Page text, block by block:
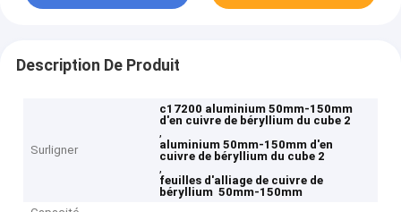
Description De Produit
Surligner
c17200 aluminium 50mm-150mm
d'en cuivre de béryllium du cube 2
,
aluminium 50mm-150mm d'en
cuivre de béryllium du cube 2
,
feuilles d'alliage de cuivre de
béryllium 50mm-150mm